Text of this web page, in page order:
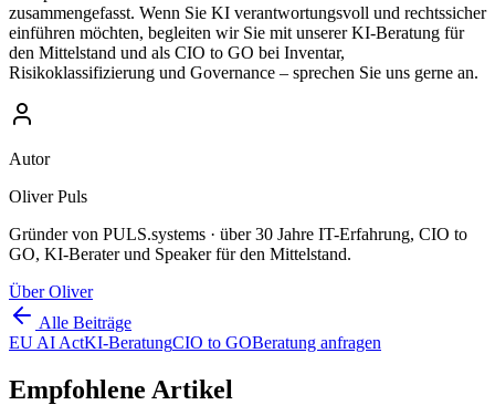
zusammengefasst. Wenn Sie KI verantwortungsvoll und rechtssicher
einführen möchten, begleiten wir Sie mit unserer KI-Beratung für
den Mittelstand und als CIO to GO bei Inventar,
Risikoklassifizierung und Governance – sprechen Sie uns gerne an.
Autor
Oliver Puls
Gründer von PULS.systems · über 30 Jahre IT-Erfahrung, CIO to
GO, KI-Berater und Speaker für den Mittelstand.
Über Oliver
Alle Beiträge
EU AI ActKI-BeratungCIO to GOBeratung anfragen
Empfohlene Artikel